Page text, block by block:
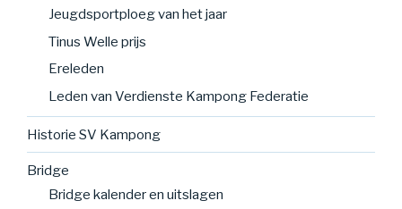
Jeugdsportploeg van het jaar
Tinus Welle prijs
Ereleden
Leden van Verdienste Kampong Federatie
Historie SV Kampong
Bridge
Bridge kalender en uitslagen